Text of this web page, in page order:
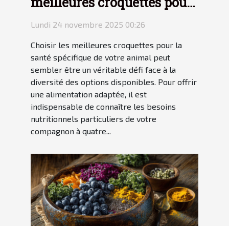
la santé spécifique de votre
animal ?
Lundi 24 novembre 2025 00:26
Choisir les meilleures croquettes pour la
santé spécifique de votre animal peut
sembler être un véritable défi face à la
diversité des options disponibles. Pour offrir
une alimentation adaptée, il est
indispensable de connaître les besoins
nutritionnels particuliers de votre
compagnon à quatre...